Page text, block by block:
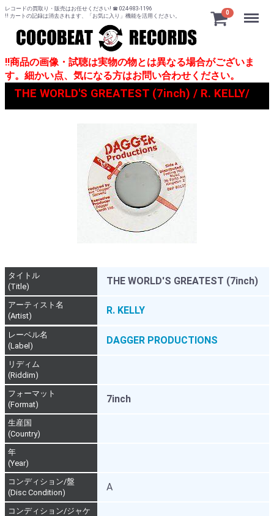
レコードの買取り・販売はお任せください! ☎ 024-983-1196
!! カートの記録は消去されます、「お気に入り」機能を活用ください。
0 Menu
!!商品の画像・試聴は実物の物とは異なる場合がございま
す。細かい点、気になる方はお問い合わせください。
THE WORLD'S GREATEST (7inch) / R. KELLY/
タイトル
(Title)
THE WORLD'S GREATEST (7inch)
アーティスト名
(Artist)
R. KELLY
レーベル名
(Label)
DAGGER PRODUCTIONS
リディム
(Riddim)
フォーマット
(Format)
7inch
生産国
(Country)
年
(Year)
コンディション/盤
(Disc Condition)
A
コンディション/ジャケ